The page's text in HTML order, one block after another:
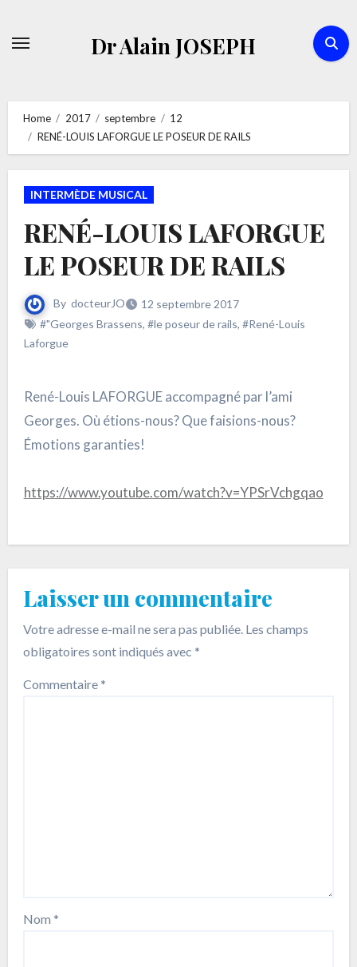
Dr Alain JOSEPH
Home 2017 septembre
12
RENÉ-LOUIS LAFORGUE LE POSEUR DE RAILS
INTERMÈDE MUSICAL
RENÉ-LOUIS LAFORGUE
LE POSEUR DE RAILS
By docteurJO
12 septembre 2017
#"Georges Brassens, #le poseur de rails, #René-Louis
Laforgue
René-Louis LAFORGUE accompagné par l’ami
Georges. Où étions-nous? Que faisions-nous?
Émotions garanties!
https://www.youtube.com/watch?v=YPSrVchgqao
Laisser un commentaire
Votre adresse e-mail ne sera pas publiée. Les champs
obligatoires sont indiqués avec *
Commentaire*
Nom *